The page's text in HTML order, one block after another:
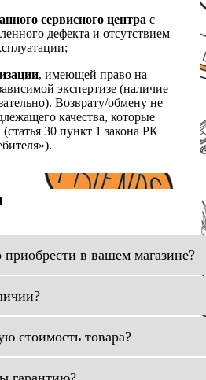
сервисного центра с
дефекта и отсутствием
, имеющей право на
экспертизе (наличие
Возврату/обмену не
качества, которые
30 пункт 1 закона РК
в вашем магазине?
стоимость товара?